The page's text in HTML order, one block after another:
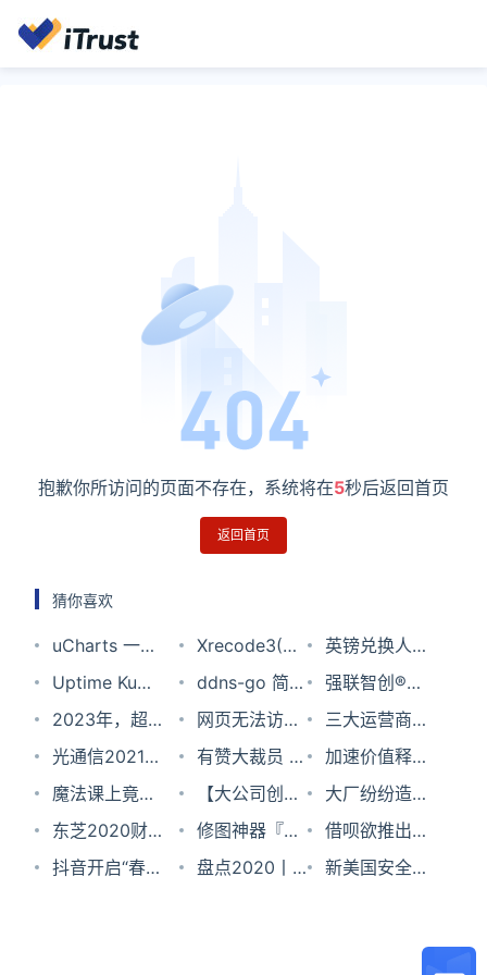
抱歉你所访问的页面不存在，系统将在5秒后返回首页
返回首页
猜你喜欢
uCharts 一款
开源精美、高
性能、跨平台
图表库
Xrecode3(多
功能音频转换
工具) v1.179
多语便携版
英镑兑换人民
币汇率2025
年2月5日
Uptime Kuma
精美的自托管
监控工具
ddns-go 简单
易用的 DDNS
强联智创®完
成近亿元D轮
融资，加速推
进脑血管病智
能诊疗产业化
布局
2023年，超
级APP的升与
降
网页无法访问
怎么解决？
三大运营商七
月份成绩单：
5G套餐全网
用户破9亿
光通信2021年
业绩：曙光到
来，已从低谷
期触底反弹
有赞大裁员 |
劳资观察
加速价值释
放，中国自主
软件为产业数
字化赋能新活
魔法课上竟然
教的是……
【大公司创新
情报】​涉嫌
“二选一”垄断
大厂纷纷造
车，工程师不
够用了
东芝2020财
年盈利1139亿
修图神器『美
图秀秀』上线
借呗欲推出
“后悔药”，用7
抖音开启“春
盘点2020丨
新美国安全中
设计：对2021